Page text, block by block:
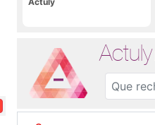
Actuly